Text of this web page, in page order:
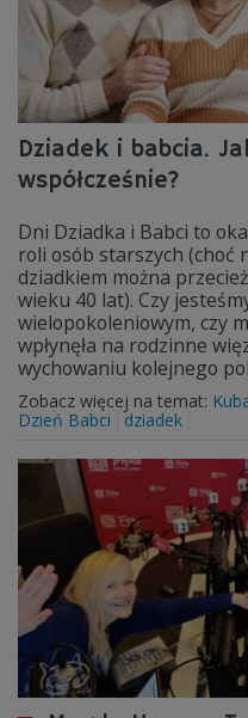
Dziadek i babcia.
współcześnie?
Dni Dziadka i Babci to
roli osób starszych (choć
dziadkiem można
wieku 40 lat). Czy
wielopokoleniowym, czy
wpłynęła na rodzinne
wychowaniu kolejnego
Zobacz więcej na temat:
Dzień Babci
dziadek